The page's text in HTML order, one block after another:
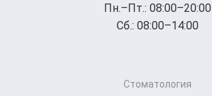
Пн.–Пт.: 08:00–20:00
Сб.: 08:00–14:00
Стоматология